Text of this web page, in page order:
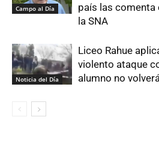
Campo al Día
país las comenta
la SNA
Noticia del Día
Liceo Rahue
violento ataque
alumno no